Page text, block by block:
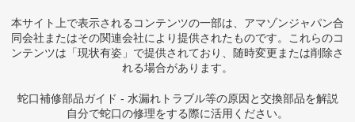
本サイト上で表示されるコンテンツの一部は、アマゾンジャパン合
同会社またはその関連会社により提供されたものです。これらのコ
ンテンツは「現状有姿」で提供されており、随時変更または削除さ
れる場合があります。
蛇口補修部品ガイド - 水漏れトラブル等の原因と交換部品を解説
自分で蛇口の修理をする際に活用ください。